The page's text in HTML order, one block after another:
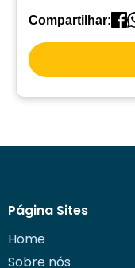
Compartilhar:
Página Sites
Home
Sobre nós